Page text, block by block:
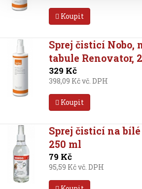
Koupit
Sprej čisticí Nobo,
tabule Renovator,
329 Kč
398,09 Kč vč. DPH
Koupit
Sprej čisticí na
250 ml
79 Kč
95,59 Kč vč. DPH